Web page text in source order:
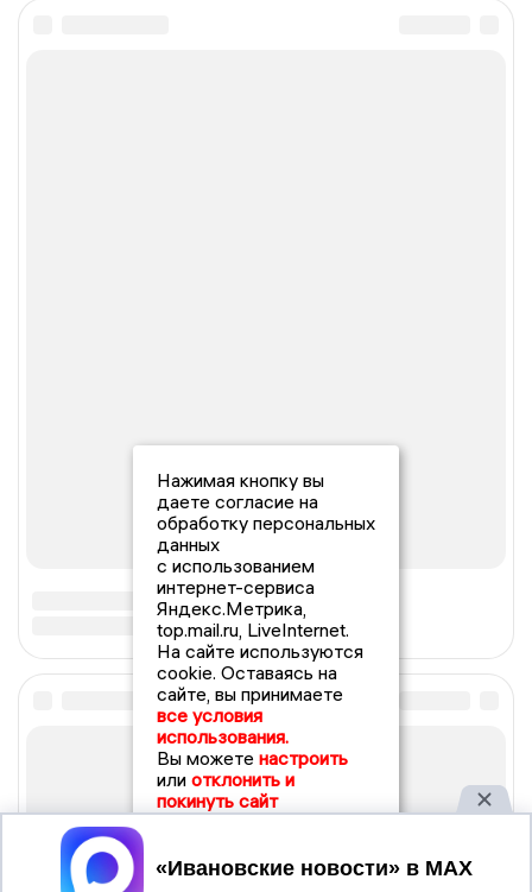
Нажимая кнопку вы
даете согласие на
обработку персональных
данных
с использованием
интернет-сервиса
Яндекс.Метрика,
top.mail.ru, LiveInternet.
На сайте используются
cookie. Оставаясь на
сайте, вы принимаете
все условия
использования.
Вы можете настроить
или отклонить и
покинуть сайт
Принять